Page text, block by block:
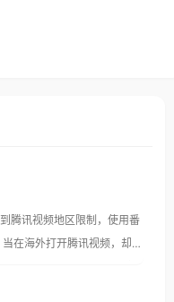
腾讯视频地区限制，使用番